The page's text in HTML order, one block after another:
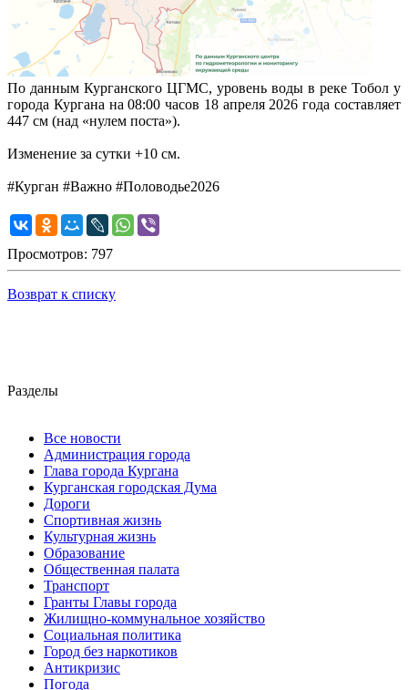
По данным Курганского ЦГМС, уровень воды в реке Тобол у
города Кургана на 08:00 часов 18 апреля 2026 года составляет
447 см (над «нулем поста»).
Изменение за сутки +10 см.
#Курган #Важно #Половодье2026
Просмотров: 797
Возврат к списку
Разделы
Все новости
Администрация города
Глава города Кургана
Курганская городская Дума
Дороги
Спортивная жизнь
Культурная жизнь
Образование
Общественная палата
Транспорт
Гранты Главы города
Жилищно-коммунальное хозяйство
Социальная политика
Город без наркотиков
Антикризис
Погода